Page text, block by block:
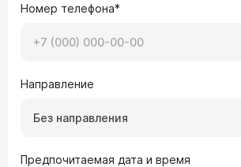
Номер телефона*
Направление
Без направления
Предпочитаемая дата и время